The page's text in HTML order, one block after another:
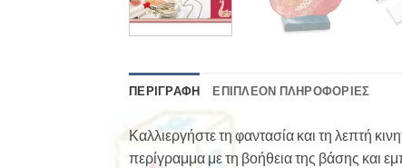
ΠΕΡΙΓΡΑΦΉ ΕΠΙΠΛΈΟΝ ΠΛΗΡΟΦΟΡΊΕΣ
Καλλιεργήστε τη φαντασία και τη λεπτή
περίγραμμα με τη βοήθεια της βάσης και